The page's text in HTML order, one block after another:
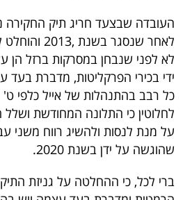
לאחר שנסגר
לא לפני שנבחן במסרקות ברזל הן
ידי בכירי הפרקליטות, מדברת
כל רבב בהתנהלות של אייל כלפי ט'
לחלוטין כי התלונה המחודשת ושלל
על מנת לנסות ולהשיג רווח משני
שהוגשה על ידן בשנת 2020.
ברי לכל, כי ההחלטה על גניזת